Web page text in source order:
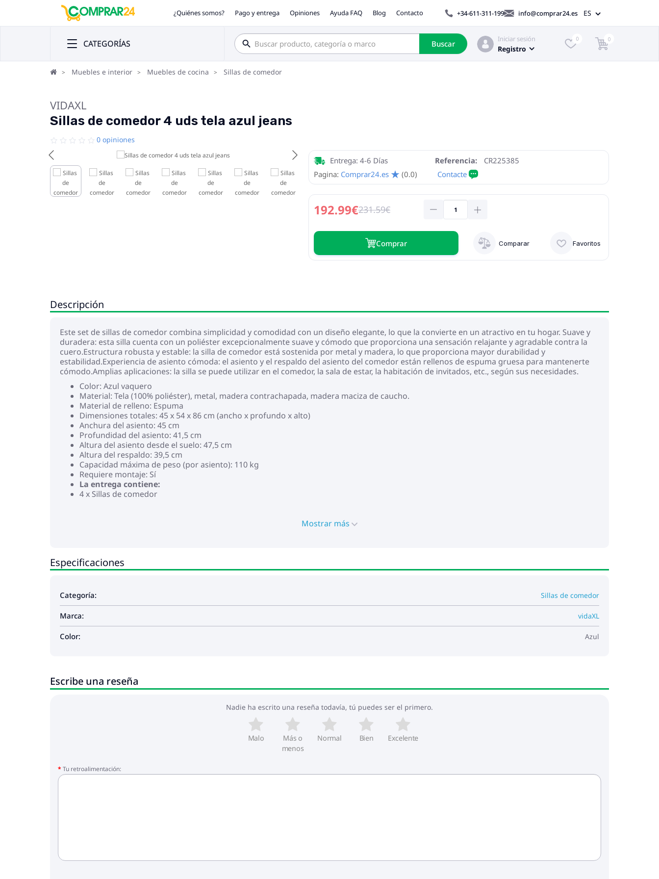
¿Quiénes somos? Pago y entrega Opiniones Ayuda FAQ Blog Contacto +34-611-311-199 info@comprar24.es ES
CATEGORÍAS Buscar
Iniciar sesión
Registro
0 0
Muebles e interior Muebles de cocina Sillas de comedor
VIDAXL
Sillas de comedor 4 uds tela azul jeans
0 opiniones
Entrega: 4-6 Días Referencia:
CR225385
Pagina: Comprar24.es (0.0)
192.99€231.59€
Сomprar Favoritos
Comparar
Descripción
Este set de sillas de comedor combina simplicidad y comodidad con un diseño elegante, lo que la convierte en un atractivo en tu hogar. Suave y
duradera: esta silla cuenta con un poliéster excepcionalmente suave y cómodo que proporciona una sensación relajante y agradable contra la
cuero.Estructura robusta y estable: la silla de comedor está sostenida por metal y madera, lo que proporciona mayor durabilidad y
estabilidad.Experiencia de asiento cómoda: el asiento y el respaldo del asiento del comedor están rellenos de espuma gruesa para mantenerte
cómodo.Amplias aplicaciones: la silla se puede utilizar en el comedor, la sala de estar, la habitación de invitados, etc., según sus necesidades.
Color: Azul vaquero
Material: Tela (100% poliéster), metal, madera contrachapada, madera maciza de caucho.
Material de relleno: Espuma
Dimensiones totales: 45 x 54 x 86 cm (ancho x profundo x alto)
Anchura del asiento: 45 cm
Profundidad del asiento: 41,5 cm
Altura del asiento desde el suelo: 47,5 cm
Altura del respaldo: 39,5 cm
Capacidad máxima de peso (por asiento): 110 kg
Requiere montaje: Sí
La entrega contiene:
4 x Sillas de comedor
Mostrar más
Especificaciones
Categoría: Sillas de comedor
Marca: vidaXL
Color: Azul
Escribe una reseña
Nadie ha escrito una reseña todavía, tú puedes ser el primero.
Malo
Más o
menos
Normal Bien Excelente
Tu retroalimentación: